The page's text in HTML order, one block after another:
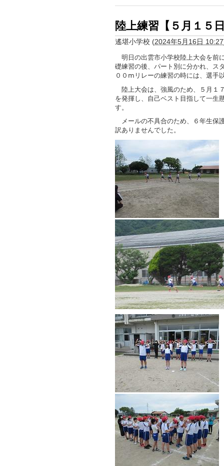
陸上練習【５月１５
遙堪小学校 (2024年5月16日 10:27
明日の出雲市小学校陸上大会を前
礎練習の後、パート別に分かれ、ス
００ⅿリレーの練習の時には、選手
陸上大会は、強風のため、５月１
を発揮し、自己ベスト目指して一生
す。
メールの不具合のため、６年生保
訳ありませんでした。